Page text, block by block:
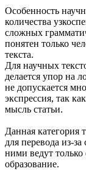
Особенность
количества
сложных
понятен только
текста.
Для научных
делается упор на
не допускается
экспрессия, так
мысль статьи.
Данная категория
для перевода из-
ними ведут
образование.